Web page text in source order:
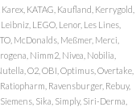
KATAG, Kaufland, Kerrygold,
LEGO, Lenor, Les Lines,
McDonalds, Meßmer, Merci,
Nimm2, Nivea, Nobilia,
O2, OBI, Optimus, Overtake,
Ravensburger, Rebuy,
Sika, Simply, Siri-Derma,